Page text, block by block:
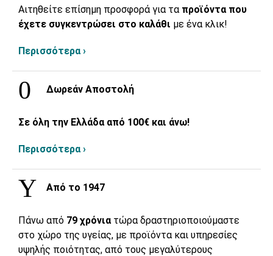
Αιτηθείτε επίσημη προσφορά για τα προϊόντα που
έχετε συγκεντρώσει στο καλάθι με ένα κλικ!
Περισσότερα ›
Δωρεάν Αποστολή
Σε όλη την Ελλάδα από 100€ και άνω!
Περισσότερα ›
Από το 1947
Πάνω από 79 χρόνια τώρα δραστηριοποιούμαστε
στο χώρο της υγείας, με προϊόντα και υπηρεσίες
υψηλής ποιότητας, από τους μεγαλύτερους